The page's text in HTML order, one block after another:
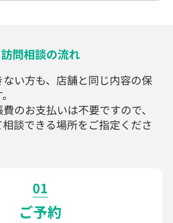
訪問相談の流れ
い方も、店舗と同じ内容の保
のお支払いは不要ですので、
談できる場所をご指定くださ
01
ご予約